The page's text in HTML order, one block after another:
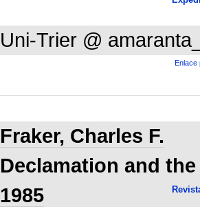
Uni-Trier @
Enlace
Fraker, Charles F.
Declamation and
1985